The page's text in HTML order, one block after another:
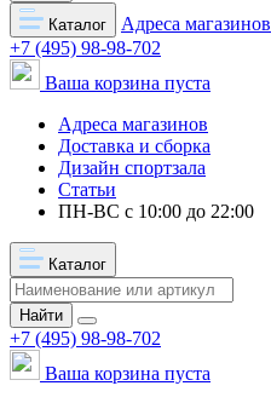
Каталог
Адреса магазинов
+7 (495) 98-98-702
Ваша корзина пуста
Адреса магазинов
Доставка и сборка
Дизайн спортзала
Статьи
ПН-ВС с 10:00 до 22:00
Каталог
Найти
+7 (495) 98-98-702
Ваша корзина пуста